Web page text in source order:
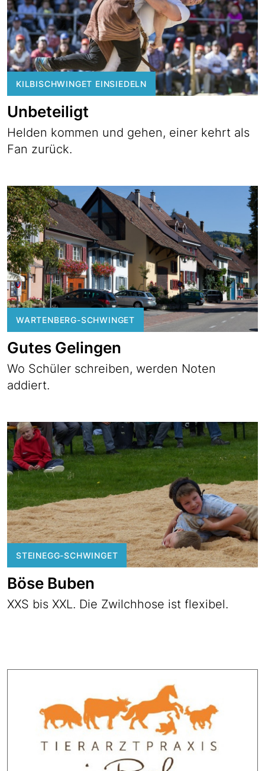
KILBISCHWINGET EINSIEDELN
Unbeteiligt
Helden kommen und gehen, einer kehrt als
Fan zurück.
WARTENBERG-SCHWINGET
Gutes Gelingen
Wo Schüler schreiben, werden Noten
addiert.
STEINEGG-SCHWINGET
Böse Buben
XXS bis XXL. Die Zwilchhose ist flexibel.